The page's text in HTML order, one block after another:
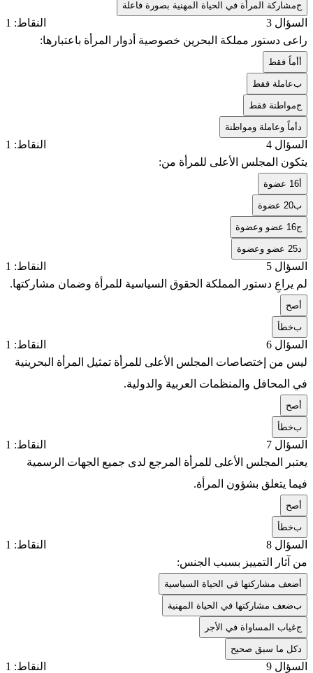
جمشاركة المرأة في الحياة المهنية بصورة فاعلة
السؤال 3
النقاط: 1
راعی دستور مملكة البحرين خصوصية أدوار المرأة باعتبارها:
أماً فقط
بعاملة فقط
جمواطنة فقط
أماً وعاملة ومواطنة
السؤال 4
النقاط: 1
يتكون المجلس الأعلى للمرأة من:
16 عضوة
ب20 عضوة
ج16 عضو وعضوة
25 عضو وعضوة
السؤال 5
النقاط: 1
لم يراعِ دستور المملكة الحقوق السياسية للمرأة وضمان مشاركتها.
صح
بخطأ
السؤال 6
النقاط: 1
ليس من إختصاصات المجلس الأعلى للمرأة تمثيل المرأة البحرينية
في المحافل والمنظمات العربية والدولية.
صح
بخطأ
السؤال 7
النقاط: 1
يعتبر المجلس الأعلى للمرأة المرجع لدى جميع الجهات الرسمية
فيما يتعلق بشؤون المرأة.
صح
بخطأ
السؤال 8
النقاط: 1
من آثار التمييز بسبب الجنس:
ضعف مشاركتها في الحياة السياسية
بضعف مشاركتها في الحياة المهنية
جغياب المساواة في الأجر
كل ما سبق صحيح
السؤال 9
النقاط: 1